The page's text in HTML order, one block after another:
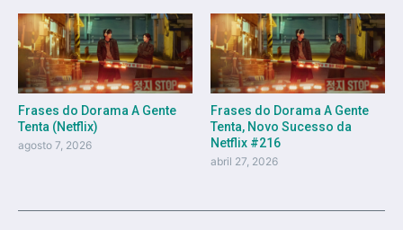
Frases do Dorama A Gente
Tenta (Netflix)
agosto 7, 2026
Frases do Dorama A Gente
Tenta, Novo Sucesso da
Netflix #216
abril 27, 2026